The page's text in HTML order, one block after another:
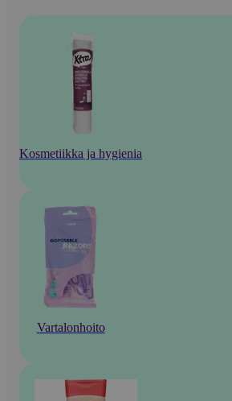
Kosmetiikka ja hygienia
Vartalonhoito